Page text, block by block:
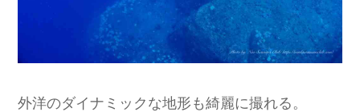
外洋のダイナミックな地形も綺麗に撮れる。